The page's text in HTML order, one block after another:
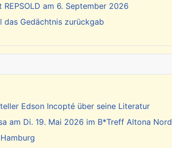
am 6. September 2026
Gedächtnis zurückgab
Edson Incopté über seine Literatur
am Di. 19. Mai 2026 im B*Treff Altona Nord